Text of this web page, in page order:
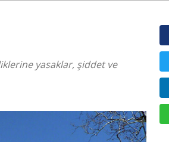
yasaklar, şiddet ve